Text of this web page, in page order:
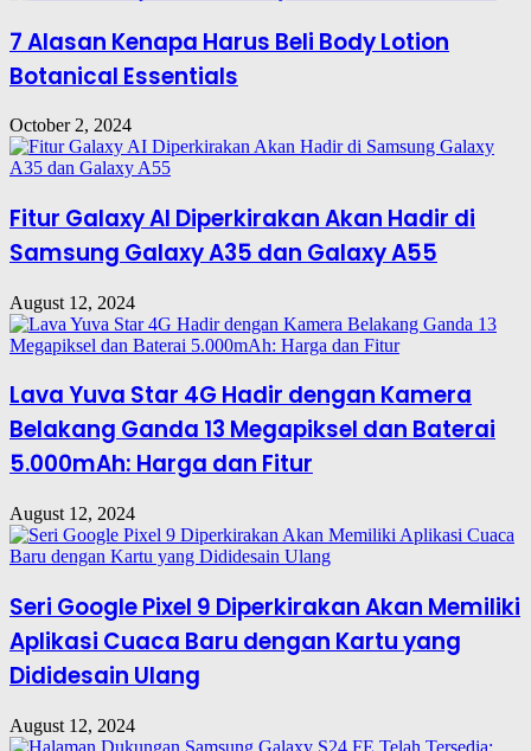
7 Alasan Kenapa Harus Beli Body Lotion
Botanical Essentials
October 2, 2024
Fitur Galaxy AI Diperkirakan Akan Hadir di
Samsung Galaxy A35 dan Galaxy A55
August 12, 2024
Lava Yuva Star 4G Hadir dengan Kamera
Belakang Ganda 13 Megapiksel dan Baterai
5.000mAh: Harga dan Fitur
August 12, 2024
Seri Google Pixel 9 Diperkirakan Akan Memiliki
Aplikasi Cuaca Baru dengan Kartu yang
Dididesain Ulang
August 12, 2024